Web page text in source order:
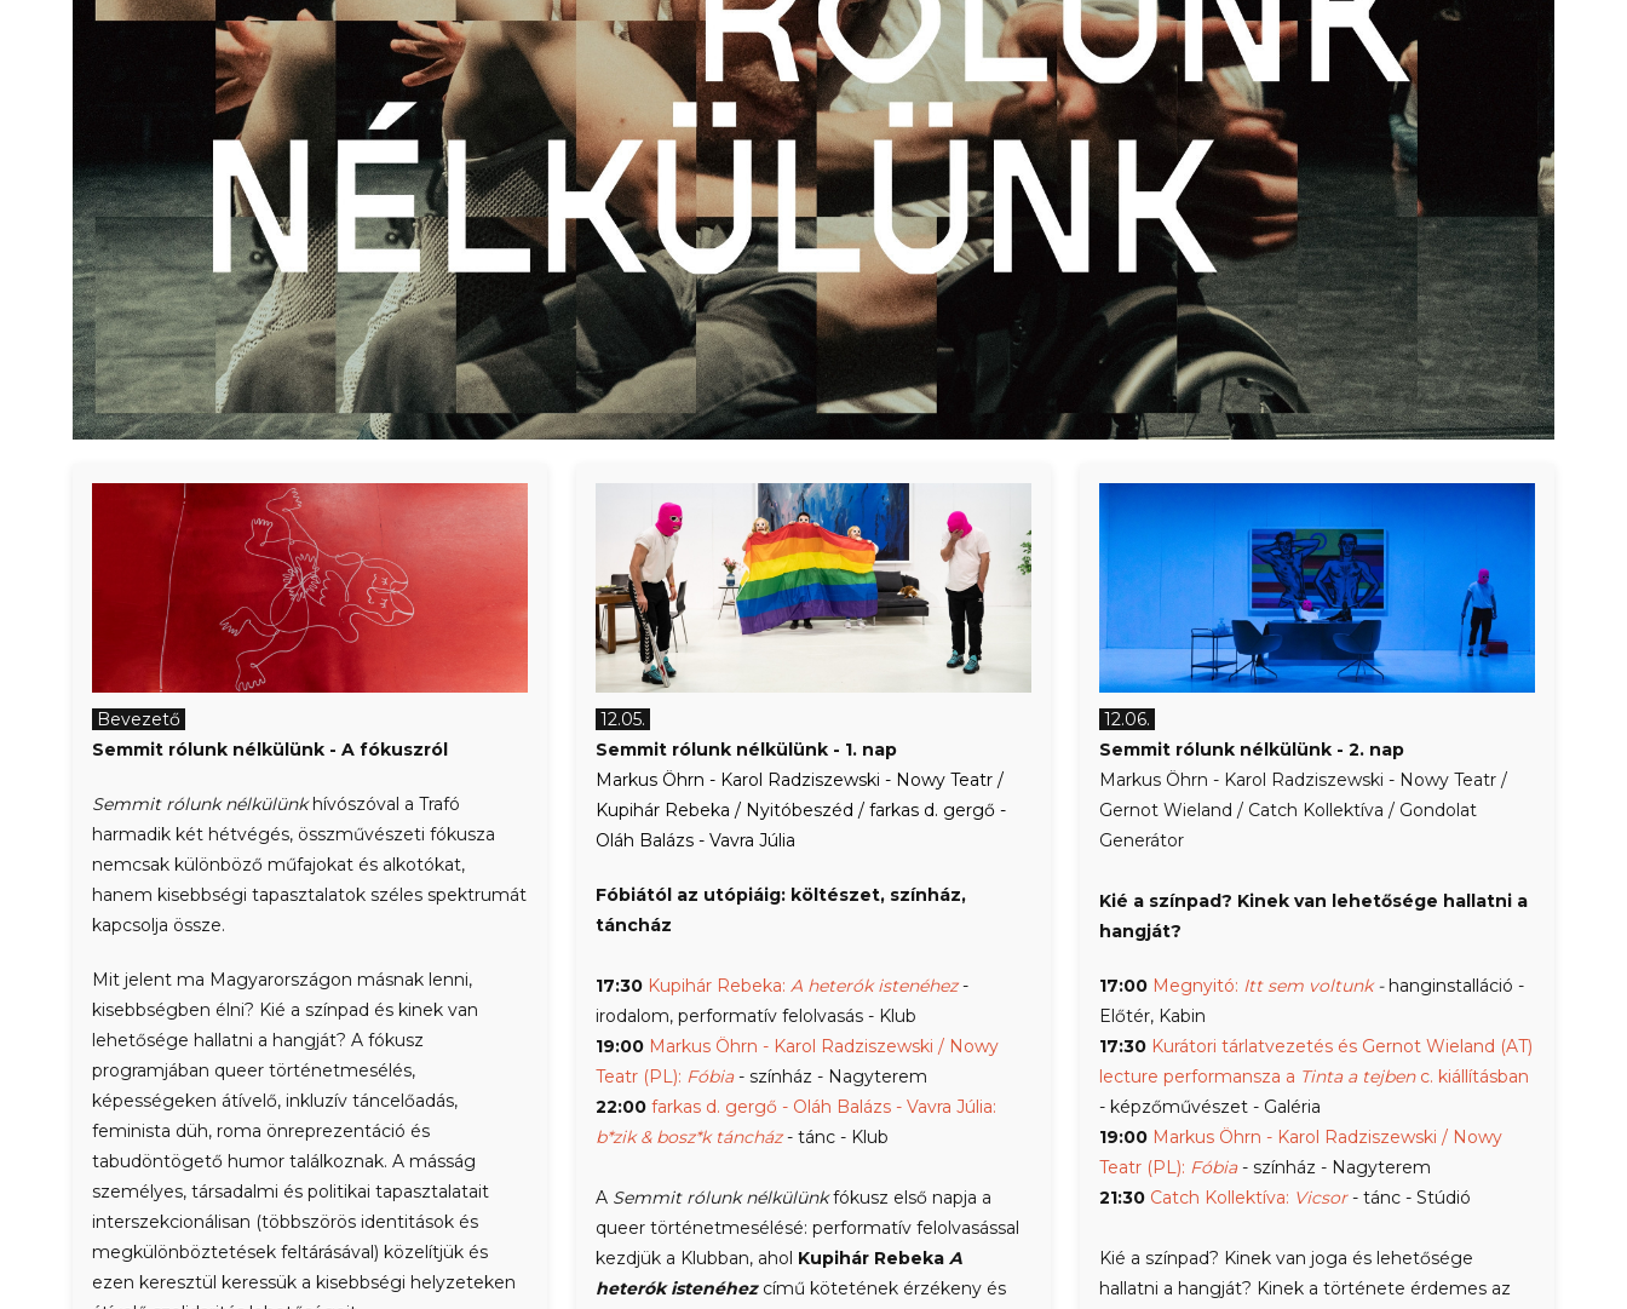
Bevezető
Semmit rólunk nélkülünk - A fókuszról
Semmit rólunk nélkülünkhívószóval a Trafó
harmadik két hétvégés, összművészeti fókusza
nemcsak különböző műfajokat és alkotókat,
hanem kisebbségi tapasztalatok széles spektrumát
kapcsolja össze.
Mit jelent ma Magyarországon másnak lenni,
kisebbségben élni? Kié a színpad és kinek van
lehetősége hallatni a hangját? A fókusz
programjában queer történetmesélés,
képességeken átívelő, inkluzív táncelőadás,
feminista düh, roma önreprezentáció és
tabudöntögető humor találkoznak. A másság
személyes, társadalmi és politikai tapasztalatait
interszekcionálisan (többszörös identitások és
megkülönböztetések feltárásával) közelítjük és
ezen keresztül keressük a kisebbségi helyzeteken
12.05.
Semmit rólunk nélkülünk - 1. nap
Markus Öhrn - Karol Radziszewski - Nowy Teatr /
Kupihár Rebeka / Nyitóbeszéd / farkas d. gergő -
Oláh Balázs - Vavra Júlia
Fóbiától az utópiáig: költészet, színház,
táncház
17:30 Kupihár Rebeka: A heterók istenéhez-
irodalom, performatív felolvasás - Klub
19:00 Markus Öhrn - Karol Radziszewski / Nowy
Teatr (PL): Fóbia- színház - Nagyterem
22:00 farkas d. gergő - Oláh Balázs - Vavra Júlia:
b*zik & bosz*k táncház- tánc - Klub
A Semmit rólunk nélkülünkfókusz első napja a
queer történetmesélésé: performatív felolvasással
kezdjük a Klubban, ahol Kupihár Rebeka A
heterók istenéhez című kötetének érzékeny és
12.06.
Semmit rólunk nélkülünk - 2. nap
Markus Öhrn - Karol Radziszewski - Nowy Teatr /
Gernot Wieland / Catch Kollektíva / Gondolat
Generátor
Kié a színpad? Kinek van lehetősége hallatni a
hangját?
17:00 Megnyitó: Itt sem voltunk-hanginstalláció -
Előtér, Kabin
17:30 Kurátori tárlatvezetés és Gernot Wieland (AT)
lecture performansza a Tinta a tejbenc. kiállításban
- képzőművészet - Galéria
19:00 Markus Öhrn - Karol Radziszewski / Nowy
Teatr (PL): Fóbia- színház - Nagyterem
21:30 Catch Kollektíva: Vicsor- tánc - Stúdió
Kié a színpad? Kinek van joga és lehetősége
hallatni a hangját? Kinek a története érdemes az